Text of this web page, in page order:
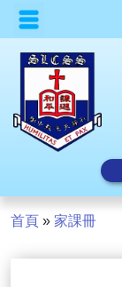
首頁 » 家課冊